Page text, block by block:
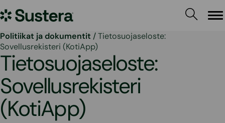
sisältöön
Sustera
Politiikat ja dokumentit /Tietosuojaseloste:
Sovellusrekisteri (KotiApp)
Tietosuojaseloste:
Sovellusrekisteri
(KotiApp)